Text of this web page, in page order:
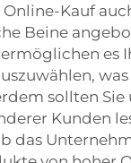
Kauf
Beine
es
sollten
Kunden
das